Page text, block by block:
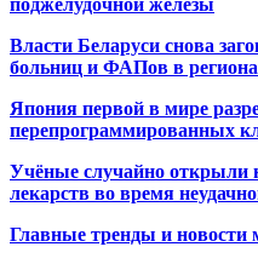
поджелудочной железы
Власти Беларуси снова
больниц и ФАПов в
Япония первой в мире
перепрограммированных
Учёные случайно открыли
лекарств во время
Главные тренды и